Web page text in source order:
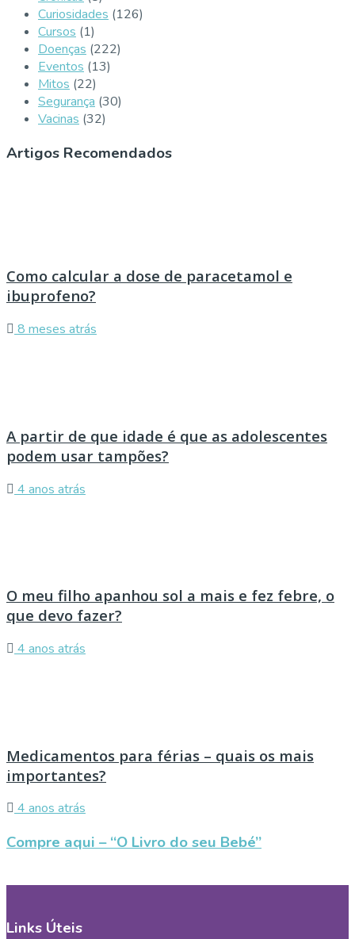
Curiosidades (126)
Cursos (1)
Doenças (222)
Eventos (13)
Mitos (22)
Segurança (30)
Vacinas (32)
Artigos Recomendados
Como calcular a dose de paracetamol e
ibuprofeno?
8 meses atrás
A partir de que idade é que as adolescentes
podem usar tampões?
4 anos atrás
O meu filho apanhou sol a mais e fez febre, o
que devo fazer?
4 anos atrás
Medicamentos para férias – quais os mais
importantes?
4 anos atrás
Compre aqui – “O Livro do seu Bebé”
Links Úteis